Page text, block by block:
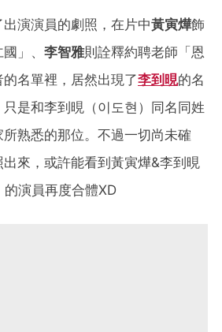
演演員的劇照，在片中黃寅燁飾
」、 李智雅則詮釋約聘老師「恩
名單裡，居然出現了李到晛的名
是和李到晛（이도현）同名同姓
熟悉的那位。不過一切尚未確
來，或許能看到黃寅燁&李到晛
演員再度合體XD